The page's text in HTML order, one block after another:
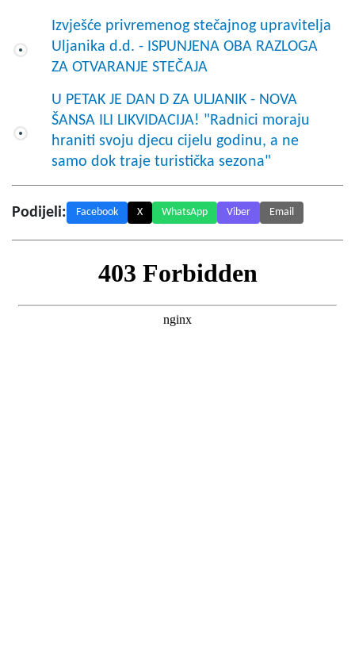
Izvješće privremenog stečajnog upravitelja
Uljanika d.d. - ISPUNJENA OBA RAZLOGA
ZA OTVARANJE STEČAJA
U PETAK JE DAN D ZA ULJANIK - NOVA
ŠANSA ILI LIKVIDACIJA! "Radnici moraju
hraniti svoju djecu cijelu godinu, a ne
samo dok traje turistička sezona"
Podijeli: Facebook X WhatsApp Viber Email